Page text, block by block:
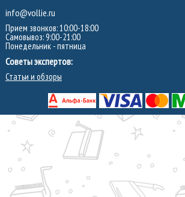
info@vollie.ru
Прием звонков: 10:00-18:00
Самовывоз: 9:00-21:00
Понедельник - пятница
Советы экспертов:
Статьи и обзоры